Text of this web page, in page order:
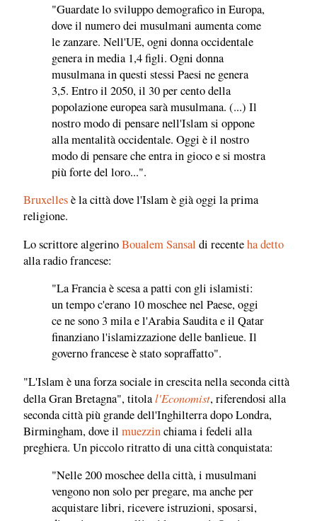
"Guardate lo sviluppo demografico in Europa,
dove il numero dei musulmani aumenta come
le zanzare. Nell'UE, ogni donna occidentale
genera in media 1,4 figli. Ogni donna
musulmana in questi stessi Paesi ne genera
3,5. Entro il 2050, il 30 per cento della
popolazione europea sarà musulmana. (...) Il
nostro modo di pensare nell'Islam si oppone
alla mentalità occidentale. Oggi è il nostro
modo di pensare che entra in gioco e si mostra
più forte del loro...".
Bruxellesè la città dove l'Islam è già oggi la prima
religione.
Lo scrittore algerinoBoualem Sansal di recenteha detto
alla radio francese:
"La Francia è scesa a patti con gli islamisti:
un tempo c'erano 10 moschee nel Paese, oggi
ce ne sono 3 mila e l'Arabia Saudita e il Qatar
finanziano l'islamizzazione delle banlieue. Il
governo francese è stato sopraffatto".
"L'Islam è una forza sociale in crescita nella seconda città
della Gran Bretagna", titolal'Economist, riferendosi alla
seconda città più grande dell'Inghilterra dopo Londra,
Birmingham, dove il muezzinchiama i fedeli alla
preghiera. Un piccolo ritratto di una città conquistata:
"Nelle 200 moschee della città, i musulmani
vengono non solo per pregare, ma anche per
acquistare libri, ricevere istruzioni, sposarsi,